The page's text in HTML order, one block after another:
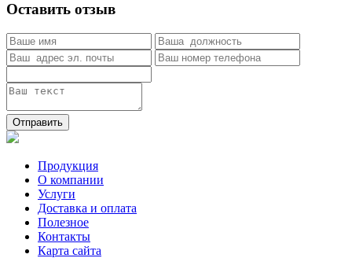
Оставить отзыв
Отправить
Продукция
О компании
Услуги
Доставка и оплата
Полезное
Контакты
Карта сайта